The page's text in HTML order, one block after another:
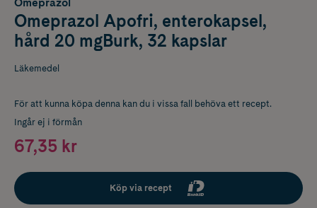
Omeprazol Apofri, enterokapsel,
hård 20 mgBurk, 32 kapslar
Läkemedel
För att kunna köpa denna kan du i vissa fall behöva ett recept.
Ingår ej i förmån
67,35 kr
Köp via recept